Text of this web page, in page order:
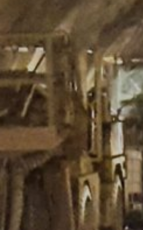
services
cadre de
Plugin du
Vous pouvez
souligner que
à Google
Google, en
https://
S'opposer à
Vous pouvez
empêcher la
Disable
Pour plus
https://
Traitement
Nous avons
strictes des
You Tube